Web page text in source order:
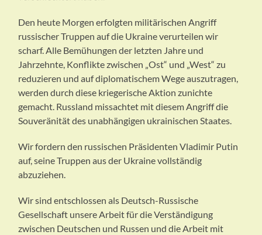
Den heute Morgen erfolgten militärischen Angriff
russischer Truppen auf die Ukraine verurteilen wir
scharf. Alle Bemühungen der letzten Jahre und
Jahrzehnte, Konflikte zwischen „Ost“ und „West“ zu
reduzieren und auf diplomatischem Wege auszutragen,
werden durch diese kriegerische Aktion zunichte
gemacht. Russland missachtet mit diesem Angriff die
Souveränität des unabhängigen ukrainischen Staates.
Wir fordern den russischen Präsidenten Vladimir Putin
auf, seine Truppen aus der Ukraine vollständig
abzuziehen.
Wir sind entschlossen als Deutsch-Russische
Gesellschaft unsere Arbeit für die Verständigung
zwischen Deutschen und Russen und die Arbeit mit